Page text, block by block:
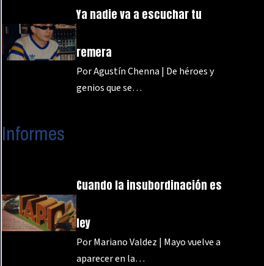
Ya nadie va a escuchar tu
remera
Por Agustín Chenna | De héroes y
genios que se…
Informes
Cuando la insubordinación es
ley
Por Mariano Valdez | Mayo vuelve a
aparecer en la…